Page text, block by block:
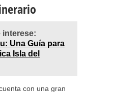
interese:
Una Guía para
Isla del
con una gran